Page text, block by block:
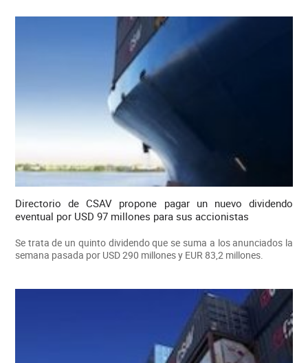
Directorio de CSAV propone pagar un nuevo dividendo
eventual por USD 97 millones para sus accionistas
Se trata de un quinto dividendo que se suma a los anunciados la
semana pasada por USD 290 millones y EUR 83,2 millones.